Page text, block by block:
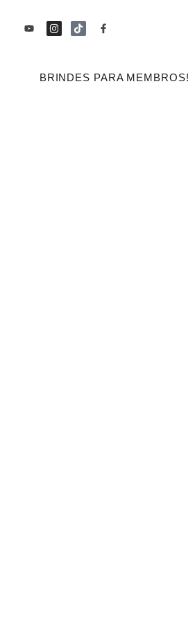
conteúdo
Y
o
I
n
g
r
T
i
k
F
a
o
o
BRINDES PARA MEMBROS!